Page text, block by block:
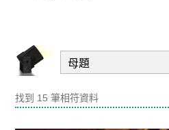
找到 15 筆相符資料